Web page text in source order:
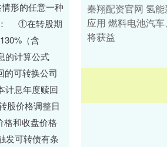
形的任意一种
： ①在转股期
（含
的计算公式
可转换公司
息年度赎回
股价格调整日
格和收盘价格
可转债有条
秦翔配资官网 氢
应用 燃料电池汽
将获益